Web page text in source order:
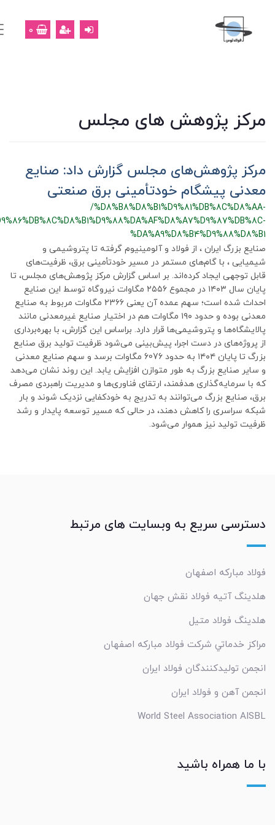
0
پژوهش های مجلس
پژوهش‌های مجلس گزارش داد: صنایع
پیشگام خودتأمینی برق صنعتی
/
بزرگ ایران ، از فولاد و آلومینیوم گرفته تا پتروشیمی و
، با گام‌های مستمر در مسیر خودتأمینی برق، ظرفیت‌های
توجهی ایجاد کرده‌اند. بر اساس گزارش مرکز پژوهش‌های مجلس، تا
پایان سال ۱۴۰۳ در مجموع ۲۵۵۶ مگاوات نیروگاه توسط این صنایع
احداث شده است؛ سهم عمده آن یعنی ۲۳۶۶ مگاوات مربوط به صنایع
معدنی بوده و حدود ۱۹۰ مگاوات هم در اختیار صنایع غیرمعدنی مانند
و پتروشیمی‌ها قرار دارد. براساس این گزارش، با بهره‌برداری
پروژه‌های در دست اجرا، پیش‌بینی می‌شود ظرفیت تولید برق صنایع
بزرگ تا پایان ۱۴۰۴ به حدود 6076 مگاوات برسد و سهم صنایع معدنی
سایر صنایع بزرگ به طور متوازن افزایش یابد. این روند نشان می‌دهد
با سرمایه‌گذاری هدفمند، ارتقای فناوری‌ها و مدیریت راهبردی مصرف
صنایع بزرگ می‌توانند به تدریج به خودکفایی نزدیک شوند و بار
سراسری را کاهش دهند، در حالی که مسیر توسعه پایدار و رشد
تولید نیز هموار می‌شود.
سریع به وبسایت های مرتبط
مبارکه اصفهان
آتیه فولاد نقش جهان
فولاد متیل
خدماتي شرکت فولاد مبارکه اصفهان
تولیدکنندگان فولاد ایران
آهن و فولاد ایران
World Steel Association
ما همراه باشید